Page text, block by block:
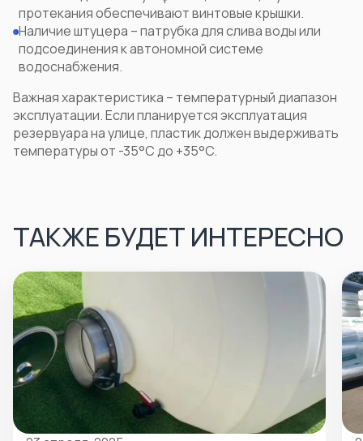
протекания обеспечивают винтовые крышки.
Наличие штуцера – патрубка для слива воды или
подсоединения к автономной системе
водоснабжения.
Важная характеристика – температурный диапазон
эксплуатации. Если планируется эксплуатация
резервуара на улице, пластик должен выдерживать
температуры от -35°C до +35°C.
ТАКЖЕ БУДЕТ ИНТЕРЕСНО